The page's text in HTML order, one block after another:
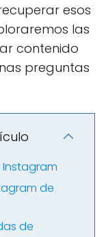
esos
las
contenido
preguntas
de
de